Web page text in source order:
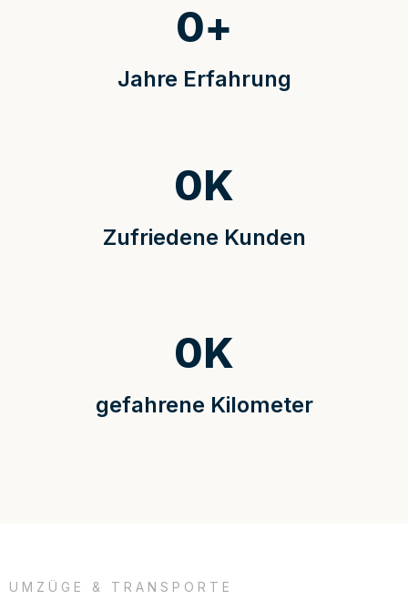
Jahre Erfahrung
0+
Zufriedene Kunden
0K
gefahrene Kilometer
0K
UMZÜGE & TRANSPORTE